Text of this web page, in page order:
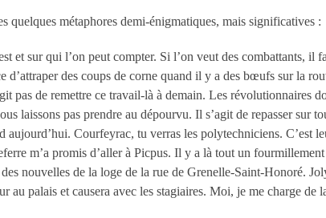
quelques métaphores demi-énigmatiques, mais significatives :
et sur qui l’on peut compter. Si l’on veut des combattants,
d’attraper des coups de corne quand il y a des bœufs sur la
pas de remettre ce travail-là à demain. Les révolutionnaires
laissons pas prendre au dépourvu. Il s’agit de repasser sur
aujourd’hui. Courfeyrac, tu verras les polytechniciens. C’est
m’a promis d’aller à Picpus. Il y a là tout un
des nouvelles de la loge de la rue de Grenelle-Saint-Honoré.
au palais et causera avec les stagiaires. Moi, je me charge de